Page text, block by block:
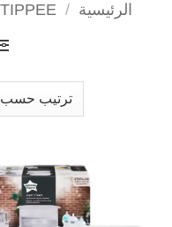
الرئيسية /